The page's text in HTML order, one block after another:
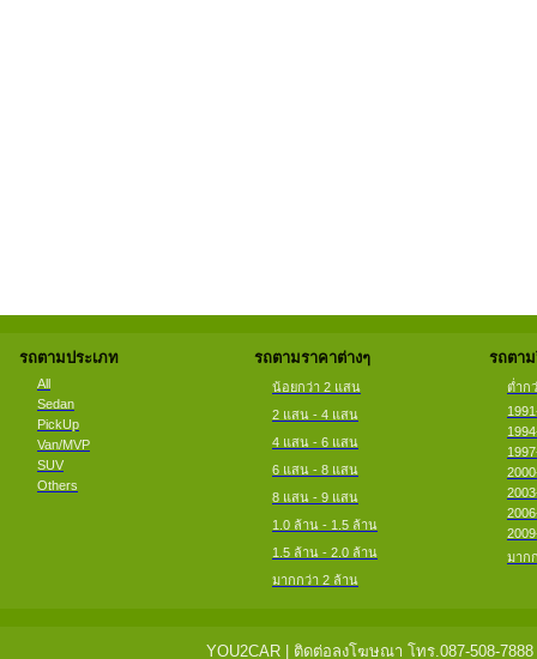
รถตามประเภท
All
Sedan
PickUp
Van/MVP
SUV
Others
รถตามราคาต่างๆ
น้อยกว่า 2 แสน
2 แสน - 4 แสน
4 แสน - 6 แสน
6 แสน - 8 แสน
8 แสน - 9 แสน
1.0 ล้าน - 1.5 ล้าน
1.5 ล้าน - 2.0 ล้าน
มากกว่า 2 ล้าน
รถตา
ต่ำก
มาก
YOU2CAR | ติดต่อลงโฆษณา โทร.087-508-